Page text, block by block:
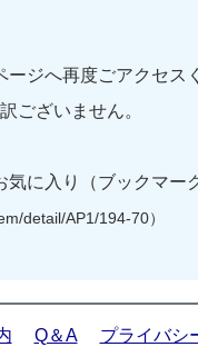
ジへ再度ごアクセス
ございません。
に入り（ブックマー
detail/AP1/194-70）
Q＆A
プライバシ